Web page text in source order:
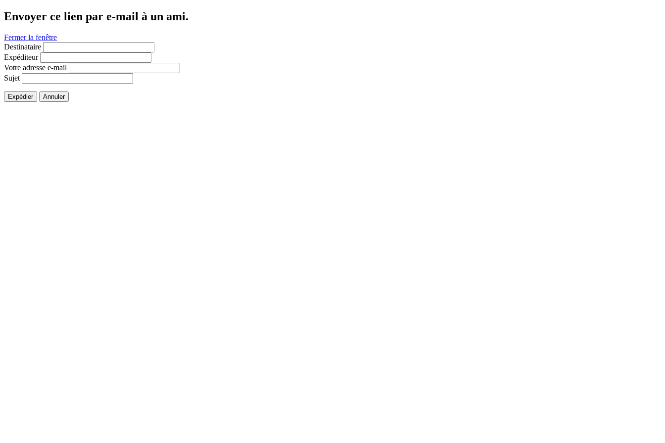
Envoyer ce lien par e-mail à un ami.
Fermer la fenêtre
Destinataire
Expéditeur
Votre adresse e-mail
Sujet
Expédier Annuler